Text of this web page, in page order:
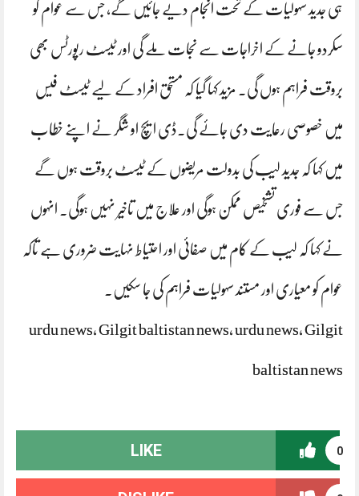
ہی جدید سہولیات کے تحت انجام دیے جائیں گے، جس سے عوام کو
سکردو جانے کے اخراجات سے نجات ملے گی اور ٹیسٹ رپورٹس بھی
بروقت فراہم ہوں گی۔ مزید کہا گیا کہ مستحق افراد کے لیے ٹیسٹ فیس
میں خصوصی رعایت دی جائے گی۔ڈی ایچ او شگر نے اپنے خطاب
میں کہا کہ جدید لیب کی بدولت مریضوں کے ٹیسٹ بروقت ہوں گے
جس سے فوری تشخیص ممکن ہوگی اور علاج میں تاخیر نہیں ہوگی۔ انہوں
نے کہا کہ لیب کے کام میں صفائی اور احتیاط نہایت ضروری ہے تاکہ
عوام کو معیاری اور مستند سہولیات فراہم کی جا سکیں۔
urdu news, Gilgit baltistan news, urdu news, Gilgit
baltistan news
0
LIKE